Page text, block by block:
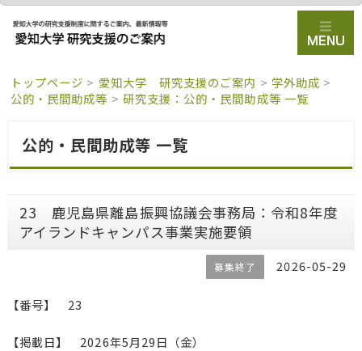
トップページ > 愛知大学 研究支援のご案内 > 学外助成 >
公的・民間助成等 > 研究支援：公的・民間助成等 一覧
公的・民間助成等 一覧
23 鹿児島県離島振興協議会事務局：令和8年度
アイランドキャンパス事業実施要領
募集終了 2026-05-29
【番号】 23
【掲載日】 2026年5月29日（金）